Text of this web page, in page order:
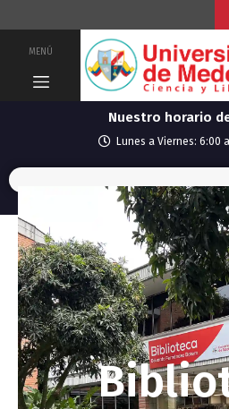
MENÚ
Nuestro horario
Lunes a Viernes: 6:00